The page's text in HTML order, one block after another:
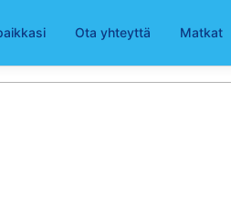
Ota yhteyttä Matkat